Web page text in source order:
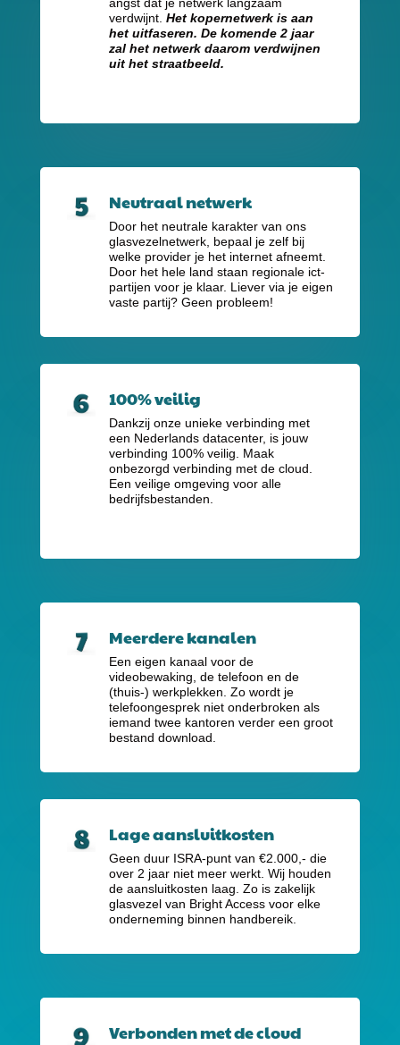
verdwijnt. Het kopernetwerk is aan
het uitfaseren. De komende 2 jaar
zal het netwerk daarom verdwijnen
uit het straatbeeld.
Neutraal netwerk
Door het neutrale karakter van ons
glasvezelnetwerk, bepaal je zelf bij
welke provider je het internet afneemt.
Door het hele land staan regionale ict-
partijen voor je klaar. Liever via je eigen
vaste partij? Geen probleem!
100% veilig
Dankzij onze unieke verbinding met
een Nederlands datacenter, is jouw
verbinding 100% veilig. Maak
onbezorgd verbinding met de cloud.
Een veilige omgeving voor alle
bedrijfsbestanden.
Meerdere kanalen
Een eigen kanaal voor de
videobewaking, de telefoon en de
(thuis-) werkplekken. Zo wordt je
telefoongesprek niet onderbroken als
iemand twee kantoren verder een groot
bestand download.
Lage aansluitkosten
Geen duur ISRA-punt van €2.000,- die
over 2 jaar niet meer werkt. Wij houden
de aansluitkosten laag. Zo is zakelijk
glasvezel van Bright Access voor elke
onderneming binnen handbereik.
Verbonden met de cloud